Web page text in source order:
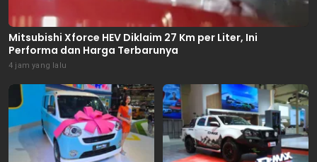
Mitsubishi Xforce HEV Diklaim 27 Km per Liter, Ini
Performa dan Harga Terbarunya
4 jam yang lalu